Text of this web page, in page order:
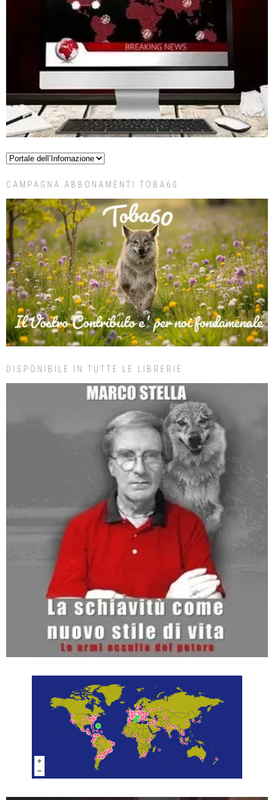
CAMPAGNA ABBONAMENTI TOBA60
DISPONIBILE IN TUTTE LE LIBRERIE